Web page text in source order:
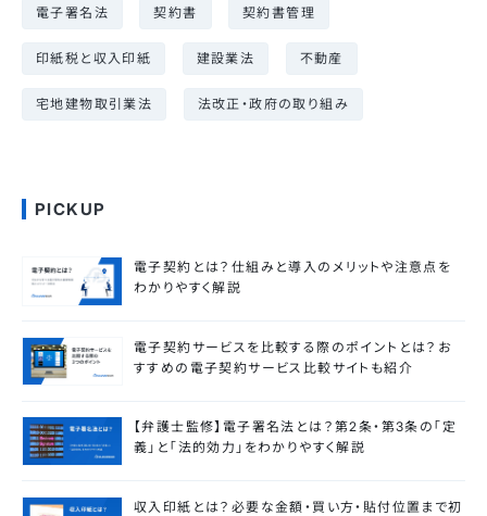
電子署名法 契約書 契約書管理
印紙税と収入印紙 建設業法 不動産
宅地建物取引業法 法改正・政府の取り組み
PICKUP
電子契約とは？仕組みと導入のメリットや注意点を
わかりやすく解説
電子契約サービスを比較する際のポイントとは？お
すすめの電子契約サービス比較サイトも紹介
【弁護士監修】電子署名法とは？第2条・第3条の「定
義」と「法的効力」をわかりやすく解説
収入印紙とは？必要な金額・買い方・貼付位置まで初